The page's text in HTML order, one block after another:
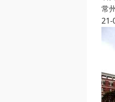
常
21-